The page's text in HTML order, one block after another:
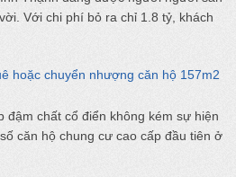
Với chi phí bỏ ra chỉ 1.8 tỷ, khách
hoặc chuyển nhượng căn hộ 157m2
đậm chất cổ điển không kém sự hiện
căn hộ chung cư cao cấp đầu tiên ở